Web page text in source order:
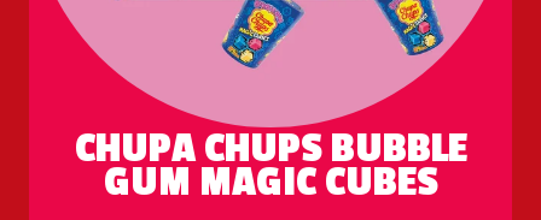
CHUPA CHUPS BUBBLE
GUM MAGIC CUBES